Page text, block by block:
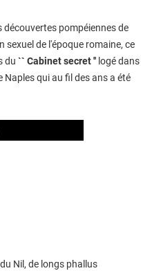
découvertes pompéiennes de
sexuel de l'époque romaine, ce
du `` Cabinet secret '' logé dans
Naples qui au fil des ans a été
Nil, de longs phallus